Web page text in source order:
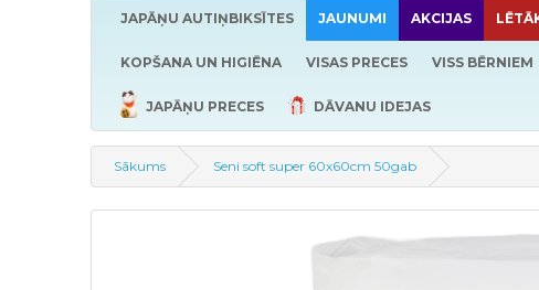
JAPĀŅU AUTIŅBIKSĪTES JAUNUMI AKCIJAS
KOPŠANA UN HIGIĒNA VISAS PRECES VISS BĒRNIEM
JAPĀŅU PRECES DĀVANU IDEJAS
Sākums Seni soft super 60x60cm 50gab